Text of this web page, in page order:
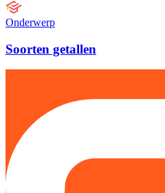
Onderwerp
Soorten getallen